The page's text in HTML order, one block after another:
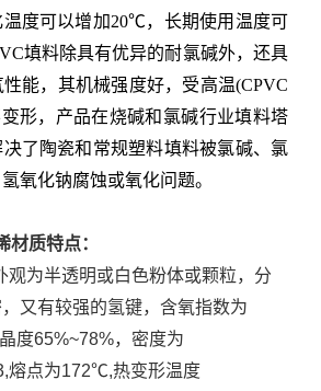
度可以增加20℃，长期使用温度可
填料除具有优异的耐氯碱外，还具
能，其机械强度好，受高温(CPVC
形，产品在烧碱和氯碱行业填料塔
了陶瓷和常规塑料填料被氯碱、氯
氧化钠腐蚀或氧化问题。
材质特点：
观为半透明或白色粉体或颗粒，分
又有较强的氢键，含氧指数为
度65%~78%，密度为
熔点为172℃,热变形温度